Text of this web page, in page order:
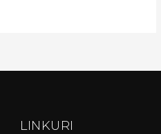
LINKURI